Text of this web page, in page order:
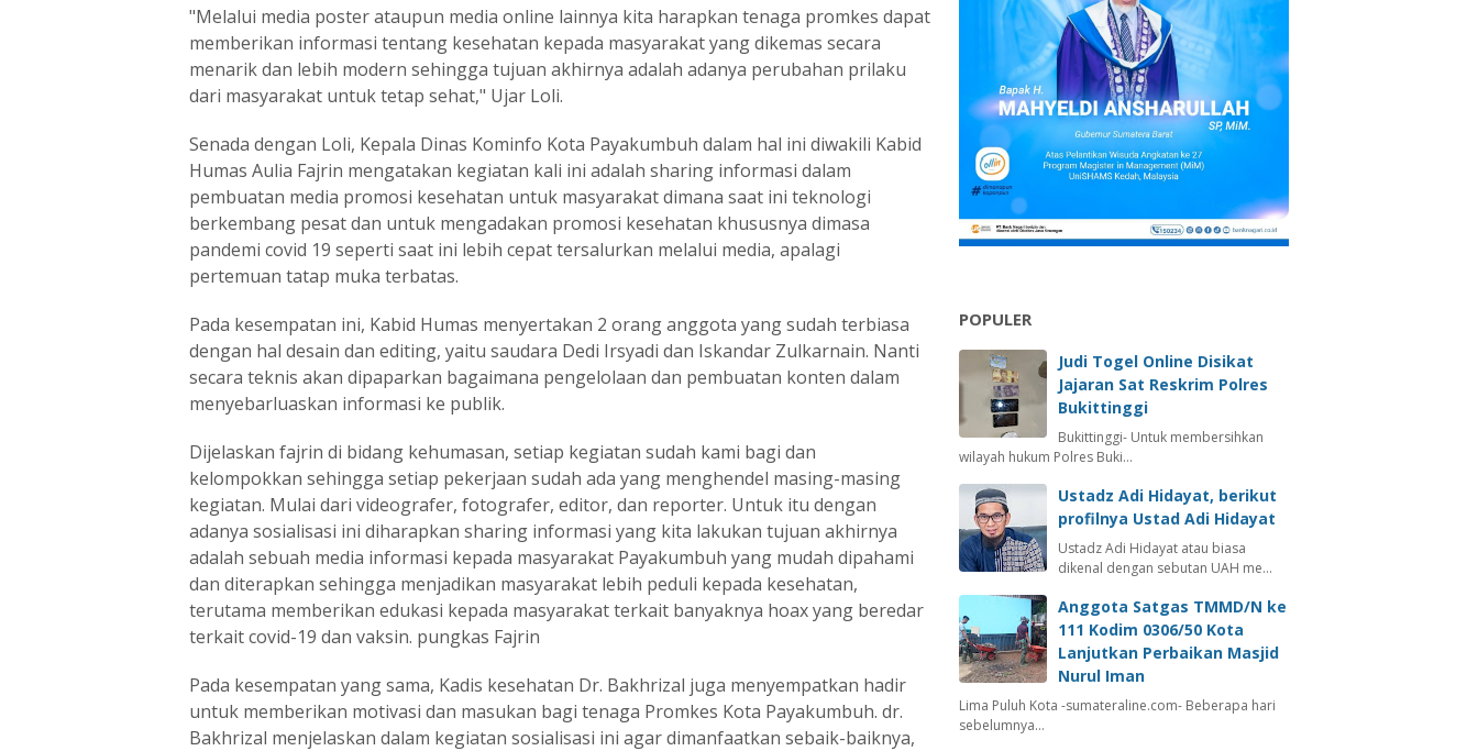
"Melalui media poster ataupun media online lainnya kita harapkan tenaga promkes dapat
memberikan informasi tentang kesehatan kepada masyarakat yang dikemas secara
menarik dan lebih modern sehingga tujuan akhirnya adalah adanya perubahan prilaku
dari masyarakat untuk tetap sehat," Ujar Loli.
Senada dengan Loli, Kepala Dinas Kominfo Kota Payakumbuh dalam hal ini diwakili Kabid
Humas Aulia Fajrin mengatakan kegiatan kali ini adalah sharing informasi dalam
pembuatan media promosi kesehatan untuk masyarakat dimana saat ini teknologi
berkembang pesat dan untuk mengadakan promosi kesehatan khususnya dimasa
pandemi covid 19 seperti saat ini lebih cepat tersalurkan melalui media, apalagi
pertemuan tatap muka terbatas.
Pada kesempatan ini, Kabid Humas menyertakan 2 orang anggota yang sudah terbiasa
dengan hal desain dan editing, yaitu saudara Dedi Irsyadi dan Iskandar Zulkarnain. Nanti
secara teknis akan dipaparkan bagaimana pengelolaan dan pembuatan konten dalam
menyebarluaskan informasi ke publik.
Dijelaskan fajrin di bidang kehumasan, setiap kegiatan sudah kami bagi dan
kelompokkan sehingga setiap pekerjaan sudah ada yang menghendel masing-masing
kegiatan. Mulai dari videografer, fotografer, editor, dan reporter. Untuk itu dengan
adanya sosialisasi ini diharapkan sharing informasi yang kita lakukan tujuan akhirnya
adalah sebuah media informasi kepada masyarakat Payakumbuh yang mudah dipahami
dan diterapkan sehingga menjadikan masyarakat lebih peduli kepada kesehatan,
terutama memberikan edukasi kepada masyarakat terkait banyaknya hoax yang beredar
terkait covid-19 dan vaksin. pungkas Fajrin
Pada kesempatan yang sama, Kadis kesehatan Dr. Bakhrizal juga menyempatkan hadir
untuk memberikan motivasi dan masukan bagi tenaga Promkes Kota Payakumbuh. dr.
Bakhrizal menjelaskan dalam kegiatan sosialisasi ini agar dimanfaatkan sebaik-baiknya,
POPULER
Judi Togel Online Disikat
Jajaran Sat Reskrim Polres
Bukittinggi
Bukittinggi- Untuk membersihkan
wilayah hukum Polres Buki…
Ustadz Adi Hidayat, berikut
profilnya Ustad Adi Hidayat
Ustadz Adi Hidayat atau biasa
dikenal dengan sebutan UAH me…
Anggota Satgas TMMD/N ke
111 Kodim 0306/50 Kota
Lanjutkan Perbaikan Masjid
Nurul Iman
Lima Puluh Kota -sumateraline.com- Beberapa hari
sebelumnya…